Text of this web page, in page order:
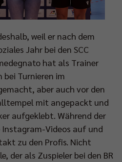
weil er nach dem
Jahr bei den SCC
hat als Trainer
bei Turnieren im
aber auch vor den
mit angepackt und
aufgeklebt. Während der
Videos auf und
zu den Profis. Nicht
der als Zuspieler bei den BR